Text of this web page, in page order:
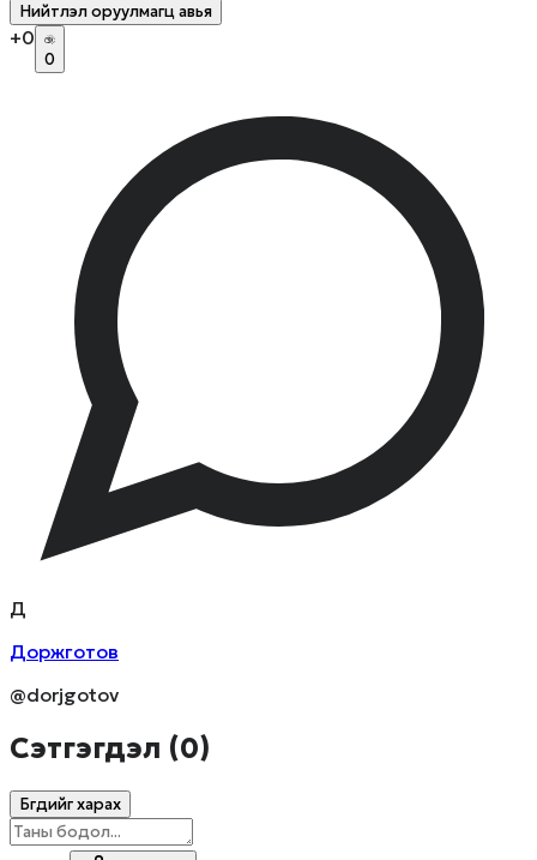
Нийтлэл оруулмагц авья
+0
0
Д
Доржготов
@dorjgotov
Сэтгэгдэл (0)
Бүгдийг харах